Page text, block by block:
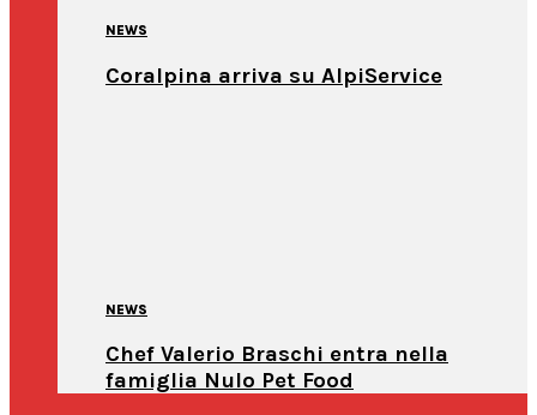
NEWS
Coralpina arriva su AlpiService
NEWS
Chef Valerio Braschi entra nella
famiglia Nulo Pet Food